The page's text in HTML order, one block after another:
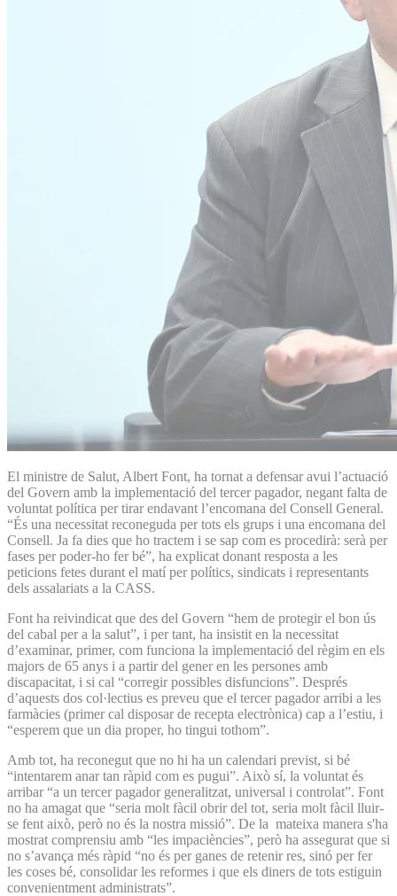
El ministre de Salut, Albert Font, ha tornat a defensar avui l’actuació
del Govern amb la implementació del tercer pagador, negant falta de
voluntat política per tirar endavant l’encomana del Consell General.
“És una necessitat reconeguda per tots els grups i una encomana del
Consell. Ja fa dies que ho tractem i se sap com es procedirà: serà per
fases per poder-ho fer bé”, ha explicat donant resposta a les
peticions fetes durant el matí per polítics, sindicats i representants
dels assalariats a la CASS.
Font ha reivindicat que des del Govern “hem de protegir el bon ús
del cabal per a la salut”, i per tant, ha insistit en la necessitat
d’examinar, primer, com funciona la implementació del règim en els
majors de 65 anys i a partir del gener en les persones amb
discapacitat, i si cal “corregir possibles disfuncions”. Després
d’aquests dos col·lectius es preveu que el tercer pagador arribi a les
farmàcies (primer cal disposar de recepta electrònica) cap a l’estiu, i
“esperem que un dia proper, ho tingui tothom”.
Amb tot, ha reconegut que no hi ha un calendari previst, si bé
“intentarem anar tan ràpid com es pugui”. Això sí, la voluntat és
arribar “a un tercer pagador generalitzat, universal i controlat”. Font
no ha amagat que “seria molt fàcil obrir del tot, seria molt fàcil lluir-
se fent això, però no és la nostra missió”. De la mateixa manera s'ha
mostrat comprensiu amb “les impaciències”, però ha assegurat que si
no s’avança més ràpid “no és per ganes de retenir res, sinó per fer
les coses bé, consolidar les reformes i que els diners de tots estiguin
convenientment administrats”.